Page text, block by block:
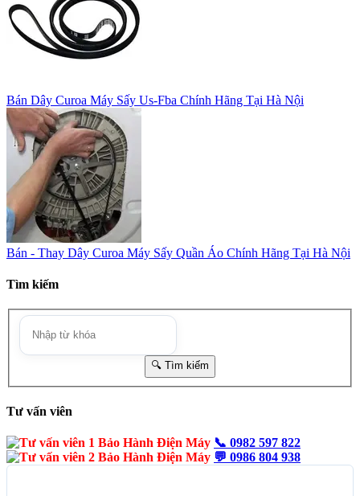
Bán Dây Curoa Máy Sấy Us-Fba Chính Hãng Tại Hà Nội
Bán - Thay Dây Curoa Máy Sấy Quần Áo Chính Hãng Tại Hà Nội
Tìm kiếm
Tư vấn viên
📞 0982 597 822
💬 0986 804 938